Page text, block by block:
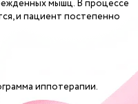
мышц. В процессе
и пациент постепенно
иппотерапии.